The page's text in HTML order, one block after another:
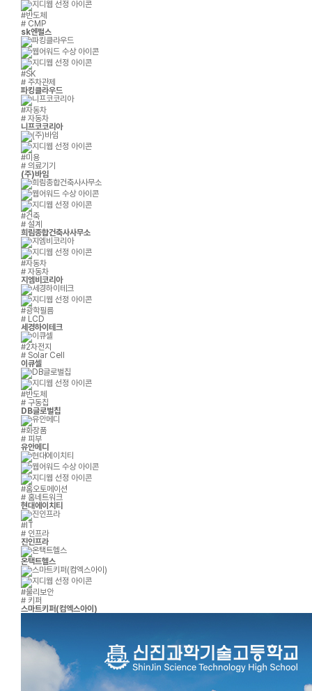
#반도체
# CMP
sk엔펄스
#SK
# 주차관제
파킹클라우드
#자동차
# 자동차
니프코코리아
#미용
# 의료기기
(주)바임
#건축
# 설계
희림종합건축사사무소
#자동차
# 자동차
지엠비코리아
#광학필름
# LCD
세경하이테크
#2차전지
# Solar Cell
이큐셀
#반도체
# 구동칩
DB글로벌칩
#화장품
# 피부
유안메디
#홈오토메이션
# 홈네트워크
현대에이치티
#IT
# 인프라
진인프라
온택트헬스
#물리보안
# 키퍼
스마트키퍼(컴엑스아이)